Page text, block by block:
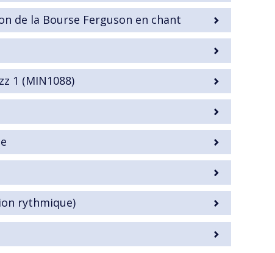
de la Bourse Ferguson en chant
1 (MIN1088)
rythmique)